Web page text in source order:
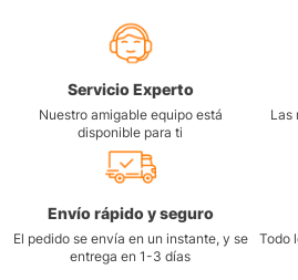
Servicio Experto
Nuestro amigable equipo está
disponible para ti
Las
Envío rápido y seguro
El pedido se envía en un instante, y se
entrega en 1-3 días
Todo